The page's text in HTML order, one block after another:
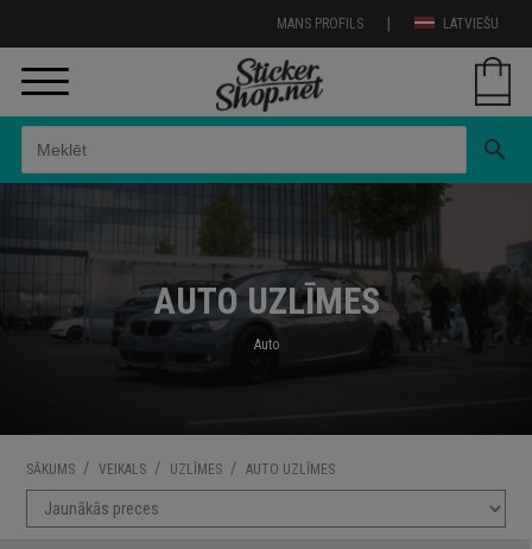
LATVIEŠU
|
MANS PROFILS
search
AUTO UZLĪMES
Auto
SĀKUMS / VEIKALS / UZLĪMES / AUTO UZLĪMES